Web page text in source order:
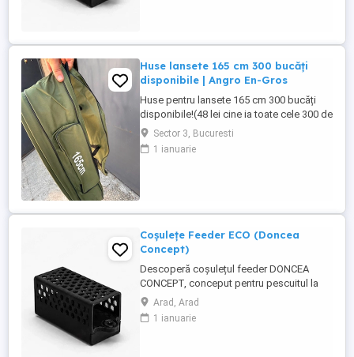
Huse lansete 165 cm 300 bucăți
disponibile | Angro En-Gros
Huse pentru lansete 165 cm 300 bucăți
disponibile!(48 lei cine ia toate cele 300 de
bucăți ) Huse rezistente, cu
compartimente multiple și buzunare
pentru accesorii. Ideale pentru pescuit la
Sector 3, Bucuresti
1 ianuarie
Coșulețe Feeder ECO (Doncea
Concept)
Descoperă coșulețul feeder DONCEA
CONCEPT, conceput pentru pescuitul la
feeder și realizat în România. Fabricat din
plastic rezistent, acesta este proiectat
pentru o utilizare practică și eficientă la
Arad, Arad
1 ianuarie